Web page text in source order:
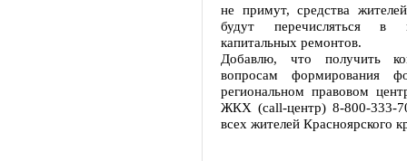
не примут, средства
будут перечисляться в
капитальных ремонтов.
Добавлю, что получить
вопросам формирования
региональном правовом
ЖКХ (call-центр) 8-800-333-
всех жителей Красноярского